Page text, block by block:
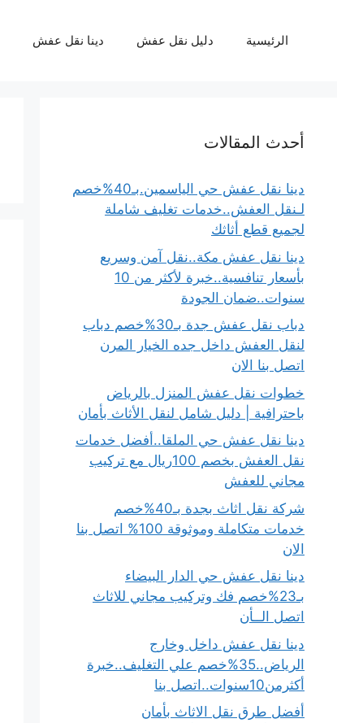
الرئيسية دليل نقل عفش دينا نقل عفش
أحدث المقالات
دينا نقل عفش حي الياسمين.بـ40%خصم
لـنقل العفش..خدمات تغليف شاملة
لجميع قطع أثاثك
دينا نقل عفش مكة..نقل آمن وسريع
بأسعار تنافسية..خبرة لأكثر من 10
سنوات..ضمان الجودة
دباب نقل عفش جدة بـ30%خصم دباب
لنقل العفش داخل جده الخيار المرن
اتصل بنا الان
خطوات نقل عفش المنزل بالرياض
باحترافية | دليل شامل لنقل الأثاث بأمان
دينا نقل عفش حي الملقا..أفضل خدمات
نقل العفش بخصم 100ريال مع تركيب
مجاني للعفش
شركة نقل اثاث بجدة بـ40%خصم
خدمات متكاملة وموثوقة 100% اتصل بنا
الان
دينا نقل عفش حي الدار البيضاء
بـ23%خصم فك وتركيب مجاني للاثاث
اتصل الــأن
دينا نقل عفش داخل وخارج
الرياض..35%خصم علي التغليف..خبرة
أكثرمن10سنوات..اتصل بنا
أفضل طرق نقل الاثاث بأمان